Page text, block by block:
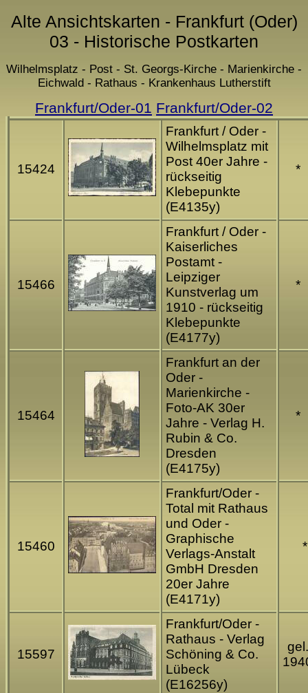
Alte Ansichtskarten - Frankfurt (Oder)
03 - Historische Postkarten
Wilhelmsplatz - Post - St. Georgs-Kirche - Marienkirche -
Eichwald - Rathaus - Krankenhaus Lutherstift
Frankfurt/Oder-01 Frankfurt/Oder-02
15424
Frankfurt / Oder -
Wilhelmsplatz mit
Post 40er Jahre -
rückseitig
Klebepunkte
(E4135y)
*
15466
Frankfurt / Oder -
Kaiserliches
Postamt -
Leipziger
Kunstverlag um
1910 - rückseitig
Klebepunkte
(E4177y)
*
15464
Frankfurt an der
Oder -
Marienkirche -
Foto-AK 30er
Jahre - Verlag H.
Rubin & Co.
Dresden
(E4175y)
*
15460
Frankfurt/Oder -
Total mit Rathaus
und Oder -
Graphische
Verlags-Anstalt
GmbH Dresden
20er Jahre
(E4171y)
*
15597
Frankfurt/Oder -
Rathaus - Verlag
Schöning & Co.
Lübeck
(E16256y)
gel.